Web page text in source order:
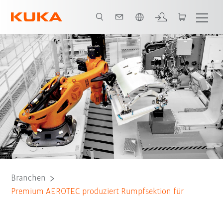
Ausgangssituation Aufgabe Lösung Alle System Partner
Branchen
Premium AEROTEC produziert Rumpfsektion für